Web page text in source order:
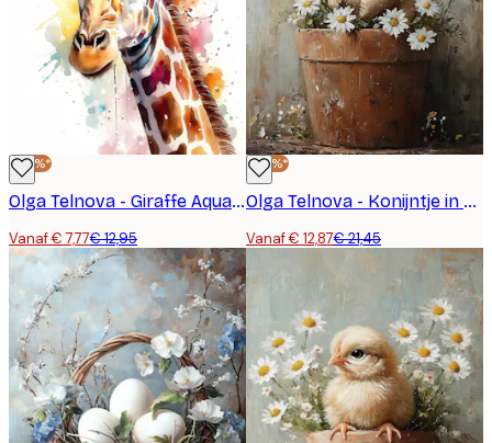
-40%*
Olga Telnova - Giraffe Aquarel Poster
Vanaf € 7,77€ 12,95
-40%*
Olga Telnova - Konijntje in Bloempot Poster
Vanaf € 12,87€ 21,45